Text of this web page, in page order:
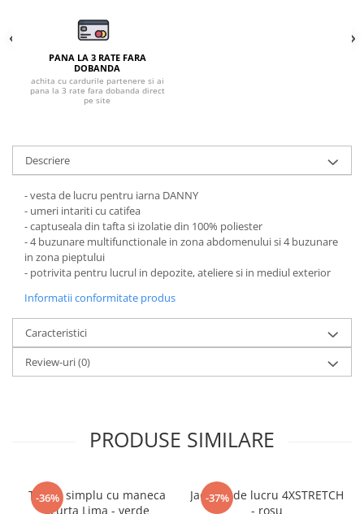
Jachete pentru sudura
Pantaloni de protectie
Sorturi
Pentru copii
Veste de lucru
Pentru femei
Bluze pentru femei
Fleece-uri
Halate
Jachete / Bluze salopeta
Pantaloni de lucru cu pieptar
Pantaloni de lucru in talie
Tricouri polo
Veste de lucru
PANA LA 3 RATE FARA
DOBANDA
achita cu cardurile partenere si ai
pana la 3 rate fara dobanda direct
pe site
Descriere
- vesta de lucru pentru iarna DANNY
- umeri intariti cu catifea
- captuseala din tafta si izolatie din 100% poliester
- 4 buzunare multifunctionale in zona abdomenului si 4 buzunare
in zona pieptului
- potrivita pentru lucrul in depozite, ateliere si in mediul exterior
Informatii conformitate produs
Caracteristici
Review-uri(0)
PRODUSE SIMILARE
-36%
Tricou simplu cu maneca
scurta Lima - verde
-37%
Jacheta de lucru 4XSTRETCH
- rosu